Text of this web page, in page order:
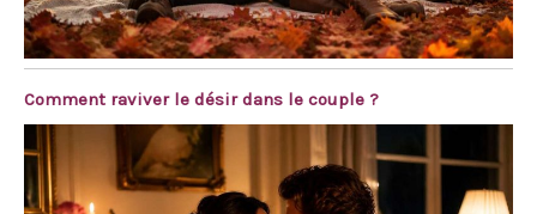
Comment raviver le désir dans le couple ?